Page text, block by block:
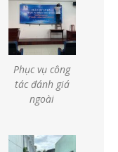
Phục vụ công
tác đánh giá
ngoài